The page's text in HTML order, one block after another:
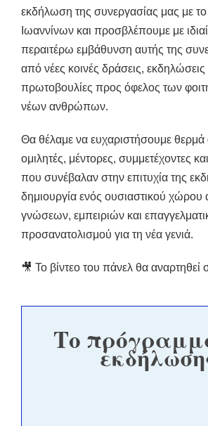
εκδήλωση της συνεργασίας μας με
Ιωαννίνων και προσβλέπουμε με
περαιτέρω εμβάθυνση αυτής της
από νέες κοινές δράσεις, εκδηλώσεις
πρωτοβουλίες προς όφελος των
νέων ανθρώπων.
Θα θέλαμε να ευχαριστήσουμε θερμά
ομιλητές, μέντορες, συμμετέχοντες
που συνέβαλαν στην επιτυχία της
δημιουργία ενός ουσιαστικού χώρου
γνώσεων, εμπειριών και
προσανατολισμού για τη νέα γενιά.
🎥 Το βίντεο του πάνελ θα αναρτηθεί
Το